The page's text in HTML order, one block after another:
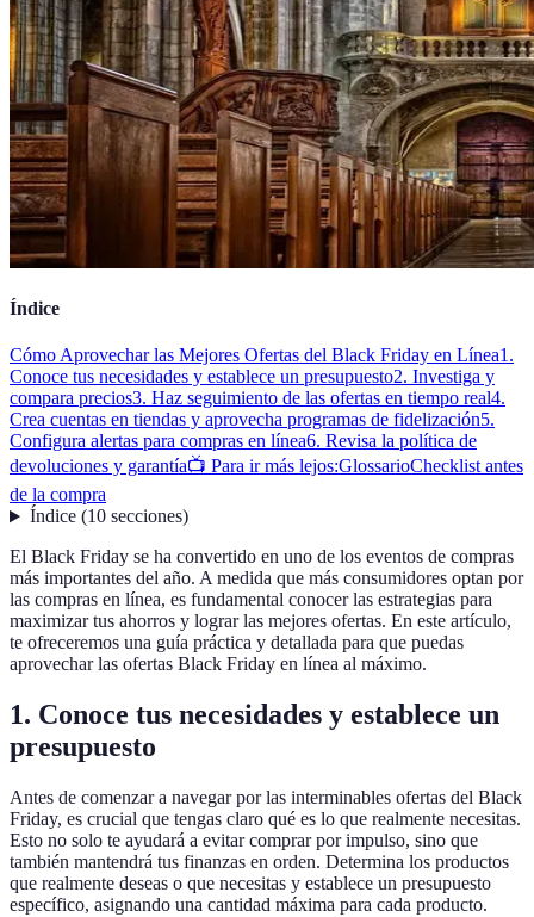
Índice
Cómo Aprovechar las Mejores Ofertas del Black Friday en Línea1.
Conoce tus necesidades y establece un presupuesto2. Investiga y
compara precios3. Haz seguimiento de las ofertas en tiempo real4.
Crea cuentas en tiendas y aprovecha programas de fidelización5.
Configura alertas para compras en línea6. Revisa la política de
devoluciones y garantía📺 Para ir más lejos:GlossarioChecklist antes
de la compra
Índice(10 secciones)
El Black Friday se ha convertido en uno de los eventos de compras
más importantes del año. A medida que más consumidores optan por
las compras en línea, es fundamental conocer las estrategias para
maximizar tus ahorros y lograr las mejores ofertas. En este artículo,
te ofreceremos una guía práctica y detallada para que puedas
aprovechar las ofertas Black Friday en línea al máximo.
1. Conoce tus necesidades y establece un
presupuesto
Antes de comenzar a navegar por las interminables ofertas del Black
Friday, es crucial que tengas claro qué es lo que realmente necesitas.
Esto no solo te ayudará a evitar comprar por impulso, sino que
también mantendrá tus finanzas en orden. Determina los productos
que realmente deseas o que necesitas y establece un presupuesto
específico, asignando una cantidad máxima para cada producto.